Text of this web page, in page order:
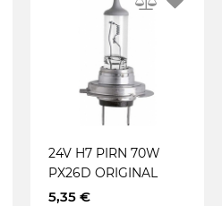
24V H7 PIRN 70W
PX26D ORIGINAL
OSRAM
5,35 €